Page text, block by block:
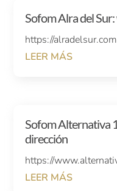
Sofom Alra del
https://alradelsur.com
LEER MÁS
Sofom Alternativa
dirección
https://
LEER MÁS